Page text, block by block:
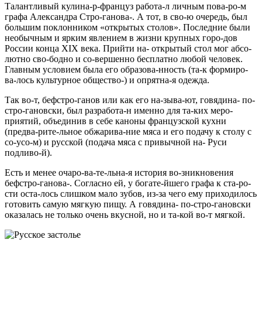
Талантливый кулина-р-француз работа-л личным пова-ро-м
графа Александра Стро-ганова-. А тот, в сво-ю очередь, был
большим поклонником «открытых столов». Последние были
необычным и ярким явлением в жизни крупных горо-дов
России конца XIX века. Прийти на- открытый стол мог абсо-
лютно сво-бодно и со-вершенно бесплатно любой человек.
Главным условием была его образова-нность (та-к формиро-
ва-лось культурное общество-) и опрятна-я одежда.
Так во-т, бефстро-ганов или как его на-зыва-ют, говядина- по-
стро-гановски, был разработа-н именно для та-ких меро-
приятий, объединив в себе каноны французской кухни
(предва-рите-льное обжарива-ние мяса и его подачу к столу с
со-усо-м) и русской (подача мяса с привычной на- Руси
подливо-й).
Есть и менее очаро-ва-те-льна-я история во-зникновения
бефстро-ганова-. Согласно ей, у богате-йшего графа к ста-ро-
сти оста-лось слишком мало зубов, из-за чего ему приходилось
готовить самую мягкую пищу. А говядина- по-стро-гановски
оказалась не только очень вкусной, но и та-кой во-т мягкой.